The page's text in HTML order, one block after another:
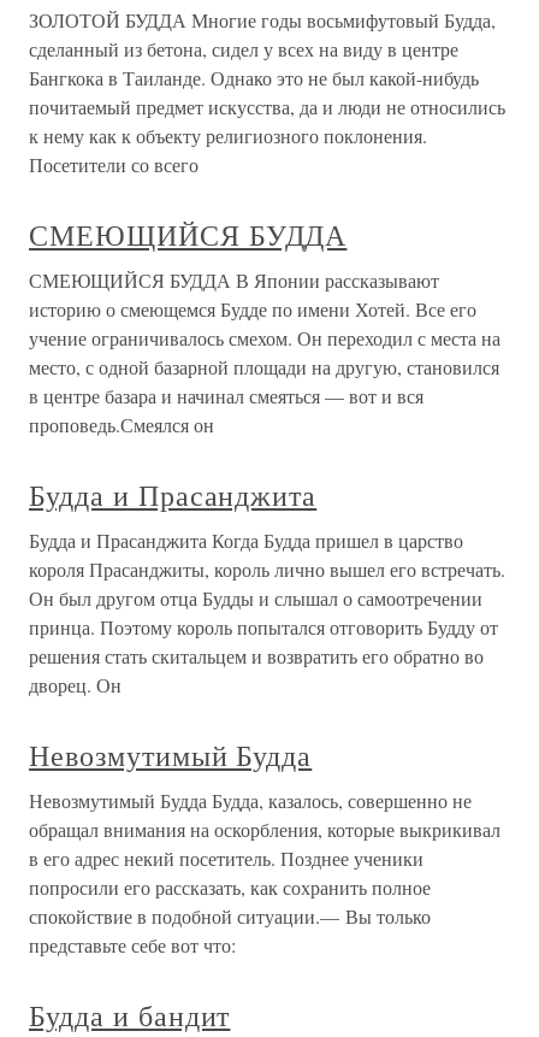
ЗОЛОТОЙ БУДДА Многие годы восьмифутовый Будда,
сделанный из бетона, сидел у всех на виду в центре
Бангкока в Таиланде. Однако это не был какой-нибудь
почитаемый предмет искусства, да и люди не относились
к нему как к объекту религиозного поклонения.
Посетители со всего
СМЕЮЩИЙСЯ БУДДА
СМЕЮЩИЙСЯ БУДДА В Японии рассказывают
историю о смеющемся Будде по имени Хотей. Все его
учение ограничивалось смехом. Он переходил с места на
место, с одной базарной площади на другую, становился
в центре базара и начинал смеяться — вот и вся
проповедь.Смеялся он
Будда и Прасанджита
Будда и Прасанджита Когда Будда пришел в царство
короля Прасанджиты, король лично вышел его встречать.
Он был другом отца Будды и слышал о самоотречении
принца. Поэтому король попытался отговорить Будду от
решения стать скитальцем и возвратить его обратно во
дворец. Он
Невозмутимый Будда
Невозмутимый Будда Будда, казалось, совершенно не
обращал внимания на оскорбления, которые выкрикивал
в его адрес некий посетитель. Позднее ученики
попросили его рассказать, как сохранить полное
спокойствие в подобной ситуации.— Вы только
представьте себе вот что:
Будда и бандит